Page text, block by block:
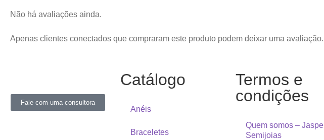
Não há avaliações ainda.
Apenas clientes conectados que compraram este produto podem deixar uma avaliação.
Fale com uma consultora
Catálogo
Anéis
Braceletes
Termos e
condições
Quem somos – Jaspe
Semijoias